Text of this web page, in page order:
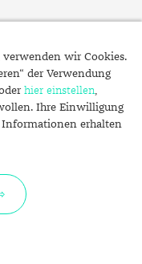
wir Cookies.
der Verwendung
hier einstellen,
Ihre Einwilligung
Informationen erhalten